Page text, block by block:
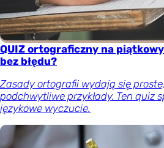
QUIZ ortograficzny na
bez błędu?
Zasady ortografii wydają się
podchwytliwe przykłady. Ten quiz
językowe wyczucie.